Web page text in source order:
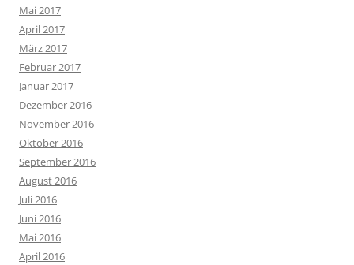
Mai 2017
April 2017
März 2017
Februar 2017
Januar 2017
Dezember 2016
November 2016
Oktober 2016
September 2016
August 2016
Juli 2016
Juni 2016
Mai 2016
April 2016